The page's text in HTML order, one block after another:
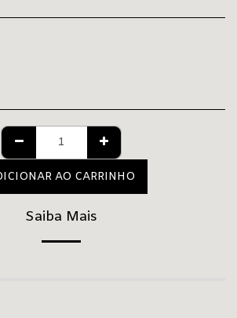
AO CARRINHO
Saiba Mais